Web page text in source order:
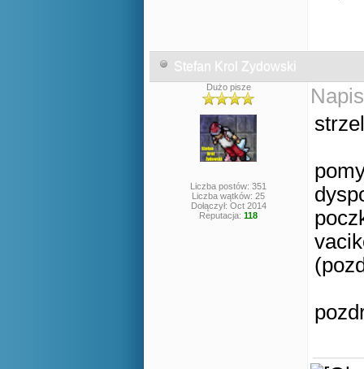
Stefan Krol Zydowski
Dużo pisze
Liczba postów: 351
Liczba wątków: 25
Dołączył: Oct 2014
Reputacja: 118